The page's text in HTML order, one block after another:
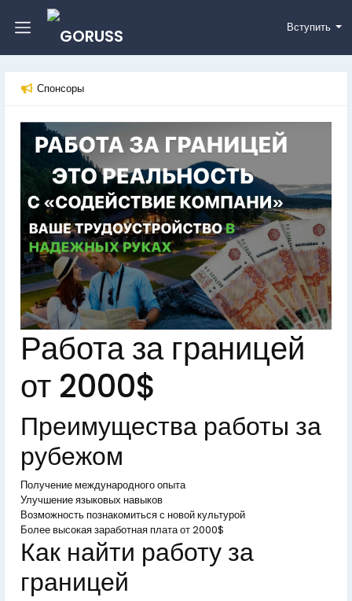
Вступить
Спонсоры
Работа за границей
от 2000$
Преимущества работы за
рубежом
Получение международного опыта
Улучшение языковых навыков
Возможность познакомиться с новой культурой
Более высокая заработная плата от 2000$
Как найти работу за
границей